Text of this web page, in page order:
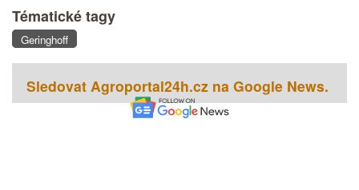
Tématické tagy
Geringhoff
Sledovat Agroportal24h.cz na Google News.